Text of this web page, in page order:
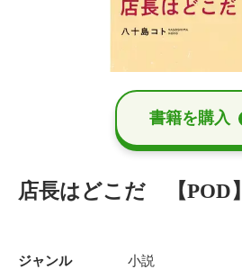
書籍を購⼊
店長はどこだ 【POD】
ジャンル 小説